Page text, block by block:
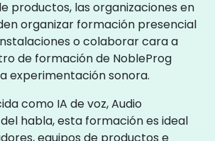
productos, las organizaciones en
organizar formación presencial
o colaborar cara a
de formación de NobleProg
experimentación sonora.
como IA de voz, Audio
habla, esta formación es ideal